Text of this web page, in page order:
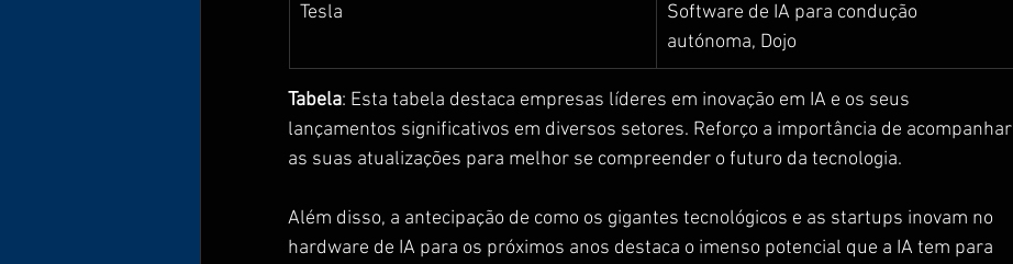
Tesla
Software de IA para condução
autónoma, Dojo
Tabela: Esta tabela destaca empresas líderes em inovação em IA e os seus
lançamentos significativos em diversos setores. Reforço a importância de acompanhar
as suas atualizações para melhor se compreender o futuro da tecnologia.
Além disso, a antecipação de como os gigantes tecnológicos e as startups inovam no
hardware de IA para os próximos anos destaca o imenso potencial que a IA tem para